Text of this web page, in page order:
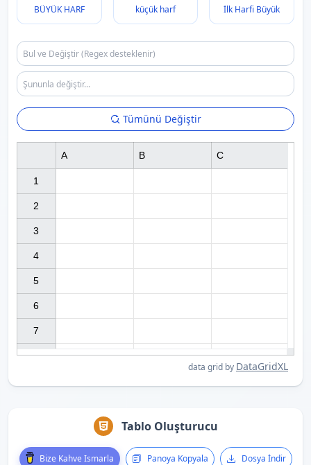
BÜYÜK HARF küçük harf İlk Harfi Büyük
Tümünü Değiştir
1
2
3
4
5
6
7
A B C
data grid by DataGridXL
Tablo Oluşturucu
Bize Kahve Ismarla Panoya Kopyala Dosya İndir